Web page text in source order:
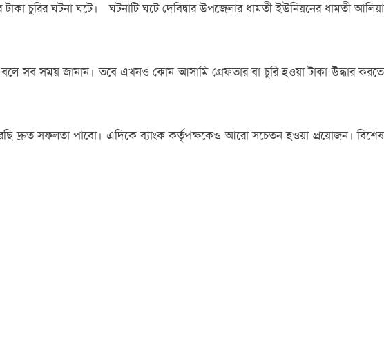
টাকা চুরির ঘটনা ঘটে। ঘটনাটি ঘটে দেবিদ্বার উপজেলার ধামতী ইউনিয়নের ধামতী আলিয়া
বলে সব সময় জানান। তবে এখনও কোন আসামি গ্রেফতার বা চুরি হওয়া টাকা উদ্ধার করতে
দ্রুত সফলতা পাবো। এদিকে ব্যাংক কর্তৃপক্ষকেও আরো সচেতন হওয়া প্রয়োজন। বিশেষ